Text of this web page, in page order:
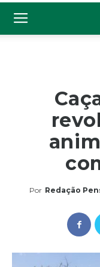
Por Redação